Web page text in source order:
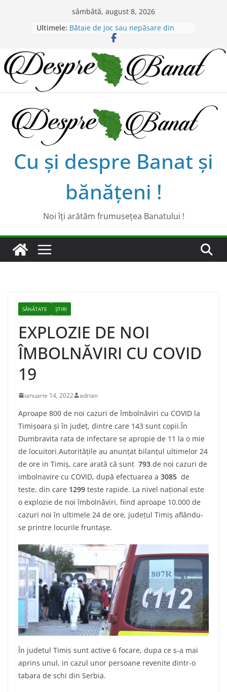
sâmbătă, august 8, 2026
Ultimele: Bătaie de joc sau nepăsare din
partea administraţiei judeţene?
în Timișoara
Alex Murgoi, un glas al lumii
satului bănățean !
20 de trăiri, 20 de visuri cu
Chilipiruri pentru micii viticultorii
bănăţeni !
Cu şi despre Banat şi
bănăţeni !
Noi îţi arătăm frumuseţea Banatului !
SĂNĂTATE ȘTIRI
EXPLOZIE DE NOI
ÎMBOLNĂVIRI CU COVID
19
ianuarie 14, 2022 adrian
Aproape 800 de noi cazuri de îmbolnăviri cu COVID la
Timişoara şi în judeţ, dintre care 143 sunt copii.În
Dumbravita rata de infectare se apropie de 11 la o mie
de locuitori.Autorităţile au anunţat bilanţul ultimelor 24
de ore in Timiş, care arată că sunt 793 de noi cazuri de
imbolnavire cu COVID, după efectuarea a 3085 de
teste, din care 1299 teste rapide. La nivel naţional este
o explozie de noi îmbolnăviri, fiind aproape 10.000 de
cazuri noi în ultimele 24 de ore, judeţul Timiş aflându-
se printre locurile fruntaşe.
În judetul Timis sunt active 6 focare, dupa ce s-a mai
aprins unul, in cazul unor persoane revenite dintr-o
tabara de schi din Serbia.